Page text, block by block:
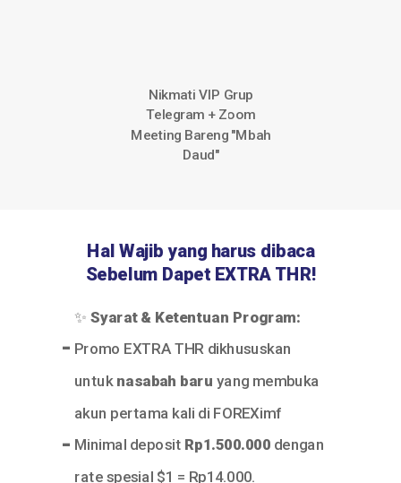
Hal Wajib yang harus dibaca
Sebelum Dapet EXTRA THR!
✨ Syarat & Ketentuan Program:
Promo EXTRA THR dikhususkan
untuk nasabah baru yang membuka
akun pertama kali di FOREXimf
Minimal deposit Rp1.500.000 dengan
rate spesial $1 = Rp14.000.
-
-
Nikmati VIP Grup
Telegram + Zoom
Meeting Bareng "Mbah
Daud"